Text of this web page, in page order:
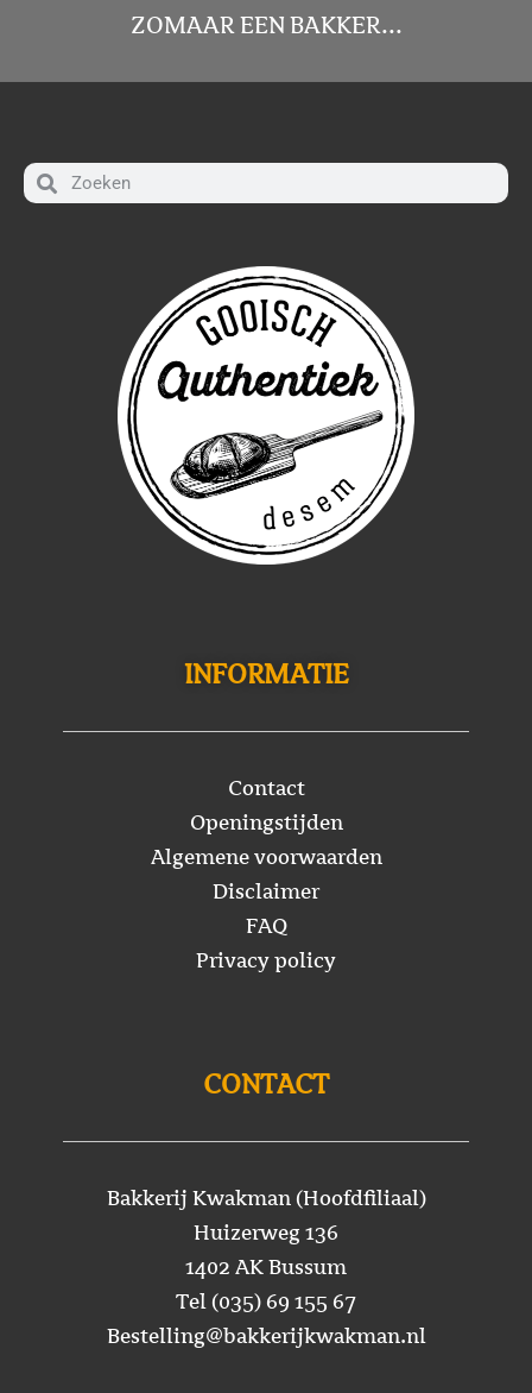
ZOMAAR EEN BAKKER...
INFORMATIE
Contact
Openingstijden
Algemene voorwaarden
Disclaimer
FAQ
Privacy policy
CONTACT
Bakkerij Kwakman (Hoofdfiliaal)
Huizerweg 136
1402 AK Bussum
Tel (035) 69 155 67
Bestelling@bakkerijkwakman.nl